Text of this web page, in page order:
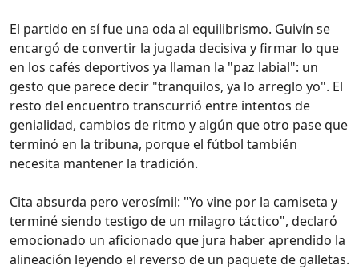
El partido en sí fue una oda al equilibrismo. Guivín se
encargó de convertir la jugada decisiva y firmar lo que
en los cafés deportivos ya llaman la "paz labial": un
gesto que parece decir "tranquilos, ya lo arreglo yo". El
resto del encuentro transcurrió entre intentos de
genialidad, cambios de ritmo y algún que otro pase que
terminó en la tribuna, porque el fútbol también
necesita mantener la tradición.
Cita absurda pero verosímil: "Yo vine por la camiseta y
terminé siendo testigo de un milagro táctico", declaró
emocionado un aficionado que jura haber aprendido la
alineación leyendo el reverso de un paquete de galletas.